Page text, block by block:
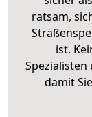
ratsam,
ist.
damit